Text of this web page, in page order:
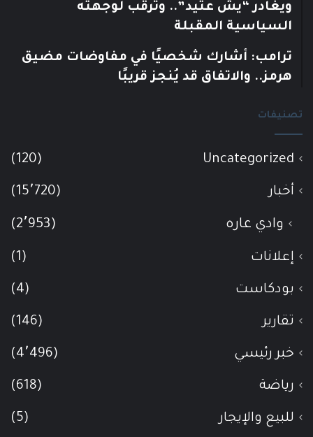
ويغادر “يش عتيد”.. وترقب لوجهته
السياسية المقبلة
ترامب: أشارك شخصيًا في مفاوضات مضيق
هرمز.. والاتفاق قد يُنجز قريبًا
تصنيفات
Uncategorized
(120)
أخبار (15٬720)
وادي عاره (2٬953)
إعلانات (1)
بودكاست (4)
تقارير (146)
خبر رئيسي (4٬496)
رياضة (618)
للبيع والإيجار (5)